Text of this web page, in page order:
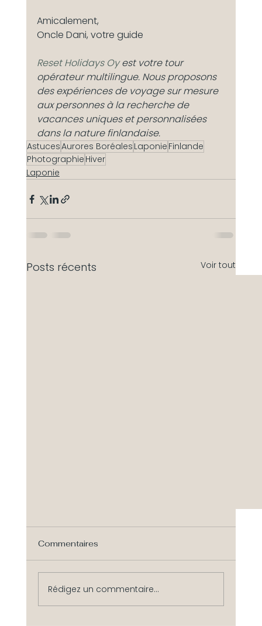
Amicalement,
Oncle Dani, votre guide
Reset Holidays Oy est votre tour
opérateur multilingue. Nous proposons
des expériences de voyage sur mesure
aux personnes à la recherche de
vacances uniques et personnalisées
dans la nature finlandaise.
AstucesAurores Boréales Laponie Finlande
Photographie Hiver
Laponie
Posts récents Voir tout
Commentaires
Rédigez un commentaire...